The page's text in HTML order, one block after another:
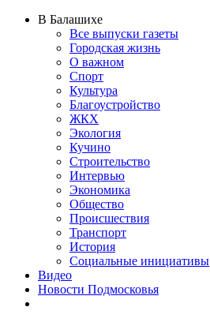
В Балашихе
Все выпуски газеты
Городская жизнь
О важном
Спорт
Культура
Благоустройство
ЖКХ
Экология
Кучино
Строительство
Интервью
Экономика
Общество
Происшествия
Транспорт
История
Социальные инициативы
Видео
Новости Подмосковья